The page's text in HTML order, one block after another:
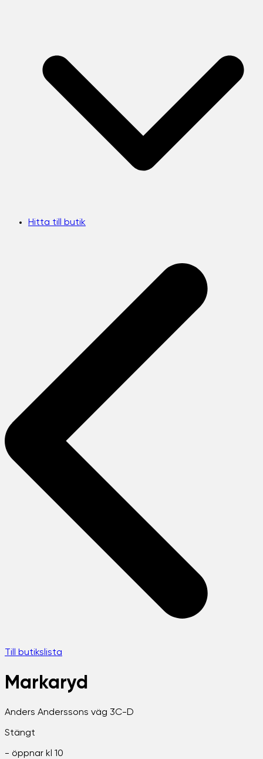
Hitta till butik
Till butikslista
Markaryd
Anders Anderssons väg 3C-D
Stängt
- öppnar kl 10